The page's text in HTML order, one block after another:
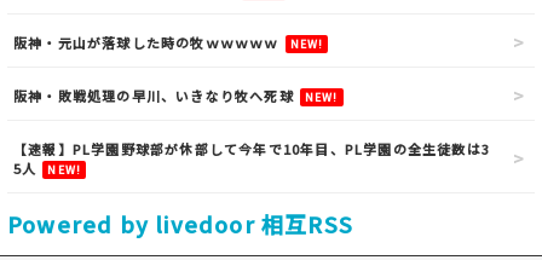
阪神・元山が落球した時の牧ｗｗｗｗｗ NEW!
阪神・敗戦処理の早川、いきなり牧へ死球 NEW!
【速報】PL学園野球部が休部して今年で10年目、PL学園の全生徒数は3
5人
NEW!
Powered by livedoor 相互RSS